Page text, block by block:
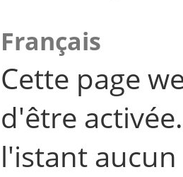
Français
Cette page
d'être
l'istant